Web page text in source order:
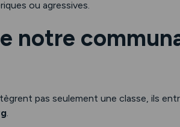
ou agressives.
notre
pas seulement une classe, ils
.